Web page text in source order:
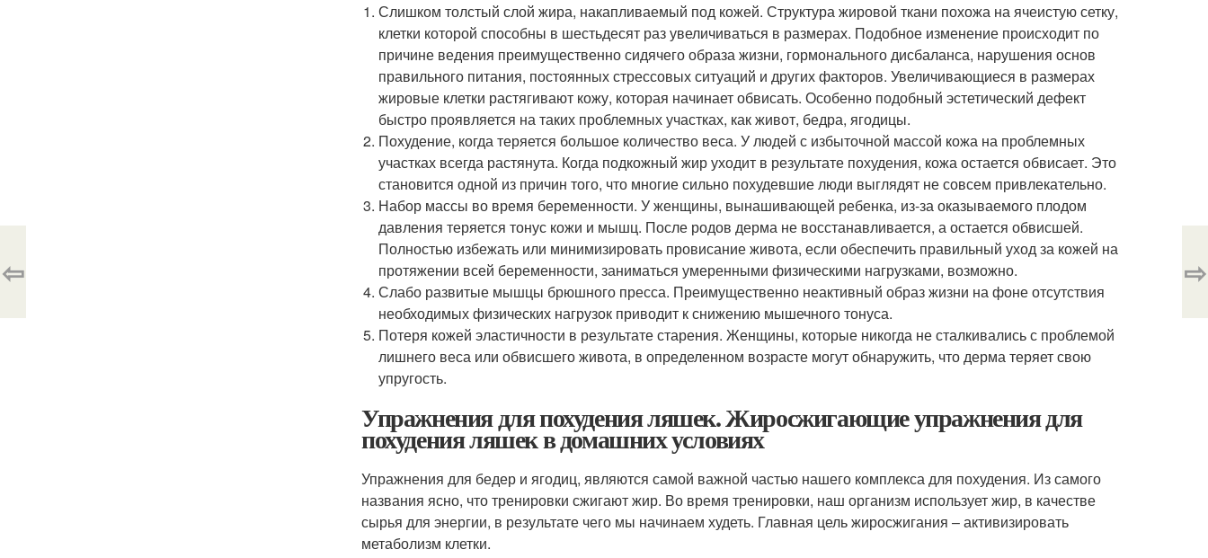
Слишком толстый слой жира, накапливаемый под кожей. Структура жировой ткани похожа на ячеистую сетку,
клетки которой способны в шестьдесят раз увеличиваться в размерах. Подобное изменение происходит по
причине ведения преимущественно сидячего образа жизни, гормонального дисбаланса, нарушения основ
правильного питания, постоянных стрессовых ситуаций и других факторов. Увеличивающиеся в размерах
жировые клетки растягивают кожу, которая начинает обвисать. Особенно подобный эстетический дефект
быстро проявляется на таких проблемных участках, как живот, бедра, ягодицы.
Похудение, когда теряется большое количество веса. У людей с избыточной массой кожа на проблемных
участках всегда растянута. Когда подкожный жир уходит в результате похудения, кожа остается обвисает. Это
становится одной из причин того, что многие сильно похудевшие люди выглядят не совсем привлекательно.
Набор массы во время беременности. У женщины, вынашивающей ребенка, из-за оказываемого плодом
давления теряется тонус кожи и мышц. После родов дерма не восстанавливается, а остается обвисшей.
Полностью избежать или минимизировать провисание живота, если обеспечить правильный уход за кожей на
протяжении всей беременности, заниматься умеренными физическими нагрузками, возможно.
Слабо развитые мышцы брюшного пресса. Преимущественно неактивный образ жизни на фоне отсутствия
необходимых физических нагрузок приводит к снижению мышечного тонуса.
Потеря кожей эластичности в результате старения. Женщины, которые никогда не сталкивались с проблемой
лишнего веса или обвисшего живота, в определенном возрасте могут обнаружить, что дерма теряет свою
упругость.
Упражнения для похудения ляшек. Жиросжигающие упражнения для
похудения ляшек в домашних условиях
Упражнения для бедер и ягодиц, являются самой важной частью нашего комплекса для похудения. Из самого
названия ясно, что тренировки сжигают жир. Во время тренировки, наш организм использует жир, в качестве
сырья для энергии, в результате чего мы начинаем худеть. Главная цель жиросжигания – активизировать
метаболизм клетки.
⇦ ⇨